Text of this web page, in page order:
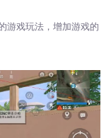
游戏玩法，增加游戏的